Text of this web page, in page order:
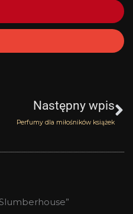
Następny wpis
Perfumy dla miłośników książek